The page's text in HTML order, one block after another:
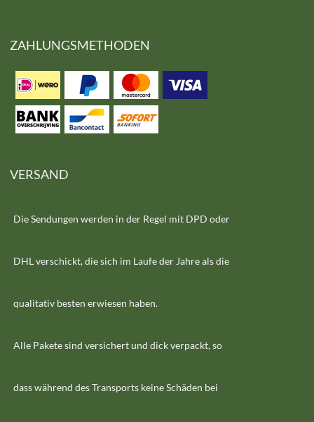
ZAHLUNGSMETHODEN
VERSAND
Die Sendungen werden in der Regel mit DPD oder
DHL verschickt, die sich im Laufe der Jahre als die
qualitativ besten erwiesen haben.
Alle Pakete sind versichert und dick verpackt, so
dass während des Transports keine Schäden bei